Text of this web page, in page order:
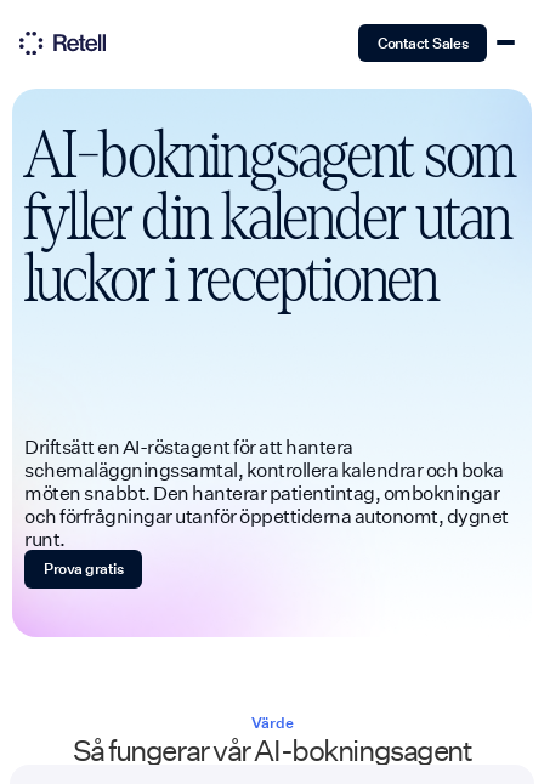
Contact Sales
AI-bokningsagent som
fyller din kalender utan
luckor i receptionen
Driftsätt en AI-röstagent för att hantera
schemaläggningssamtal, kontrollera kalendrar och boka
möten snabbt. Den hanterar patientintag, ombokningar
och förfrågningar utanför öppettiderna autonomt, dygnet
runt.
Prova gratis
Värde
Så fungerar vår AI-bokningsagent